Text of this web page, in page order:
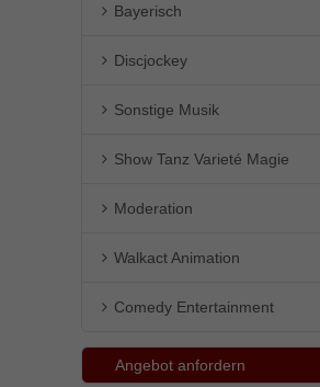
Bayerisch
Discjockey
Sonstige Musik
Show Tanz Varieté Magie
Moderation
Walkact Animation
Comedy Entertainment
Angebot anfordern